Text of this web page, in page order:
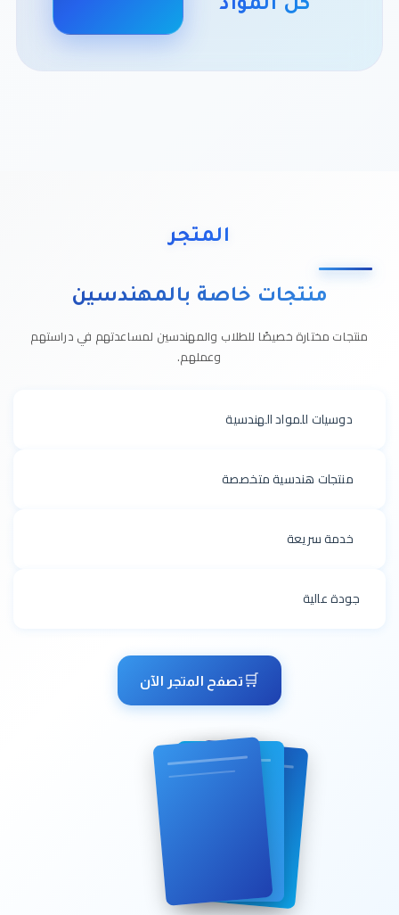
كل المواد
المتجر
منتجات خاصة بالمهندسين
منتجات مختارة خصيصًا للطلاب والمهندسين لمساعدتهم في دراستهم
وعملهم.
دوسيات للمواد الهندسية
منتجات هندسية متخصصة
خدمة سريعة
جودة عالية
🛒 تصفح المتجر الآن